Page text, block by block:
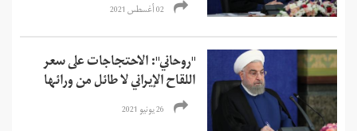
02 أغسطس 2021
"روحاني": الاحتجاجات على سعر
اللقاح الإيراني لا طائل من ورائها
26 يونيو 2021